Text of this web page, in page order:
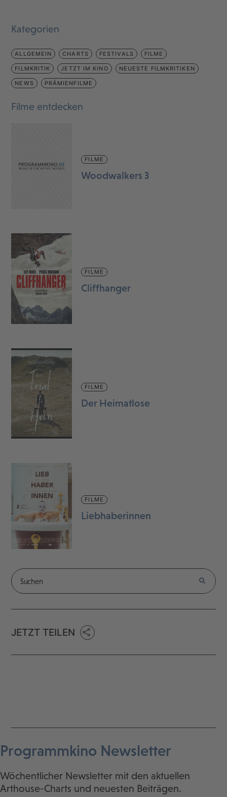
Kategorien
ALLGEMEIN CHARTS FESTIVALS FILME
FILMKRITIK JETZT IM KINO NEUESTE FILMKRITIKEN
NEWS PRÄMIENFILME
Filme entdecken
FILME
Woodwalkers 3
FILME
Cliffhanger
FILME
Der Heimatlose
FILME
Liebhaberinnen
JETZT TEILEN
Programmkino Newsletter
Wöchentlicher Newsletter mit den aktuellen
Arthouse-Charts und neuesten Beiträgen.